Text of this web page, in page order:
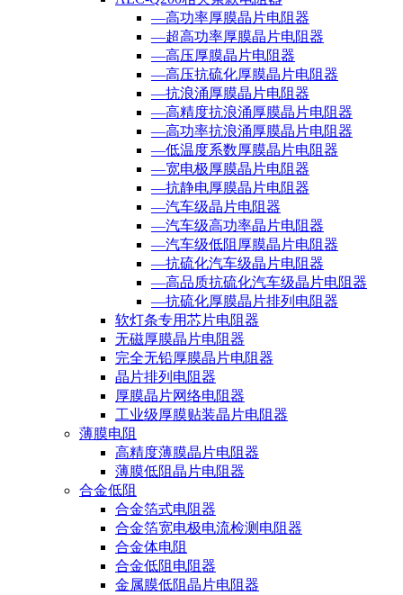
—高功率厚膜晶片电阻器
—超高功率厚膜晶片电阻器
—高压厚膜晶片电阻器
—高压抗硫化厚膜晶片电阻器
—抗浪涌厚膜晶片电阻器
—高精度抗浪涌厚膜晶片电阻器
—高功率抗浪涌厚膜晶片电阻器
—低温度系数厚膜晶片电阻器
—宽电极厚膜晶片电阻器
—抗静电厚膜晶片电阻器
—汽车级晶片电阻器
—汽车级高功率晶片电阻器
—汽车级低阻厚膜晶片电阻器
—抗硫化汽车级晶片电阻器
—高品质抗硫化汽车级晶片电阻器
—抗硫化厚膜晶片排列电阻器
软灯条专用芯片电阻器
无磁厚膜晶片电阻器
完全无铅厚膜晶片电阻器
晶片排列电阻器
厚膜晶片网络电阻器
工业级厚膜贴装晶片电阻器
薄膜电阻
高精度薄膜晶片电阻器
薄膜低阻晶片电阻器
合金低阻
合金箔式电阻器
合金箔宽电极电流检测电阻器
合金体电阻
合金低阻电阻器
金属膜低阻晶片电阻器